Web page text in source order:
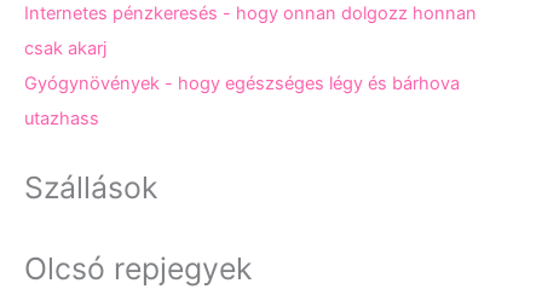
Internetes pénzkeresés - hogy onnan dolgozz honnan
csak akarj
Gyógynövények - hogy egészséges légy és bárhova
utazhass
Szállások
Olcsó repjegyek